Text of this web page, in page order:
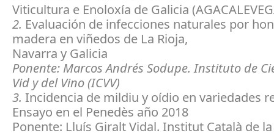
Viticultura e Enoloxía de Galicia
2. Evaluación de infecciones naturales por
madera en viñedos de La Rioja,
Navarra y Galicia
Ponente: Marcos Andrés Sodupe. Instituto de
Vid y del Vino (ICVV)
3. Incidencia de mildiu y oídio en variedades
Ensayo en el Penedès año 2018
Ponente: Lluís Giralt Vidal. Institut Català de